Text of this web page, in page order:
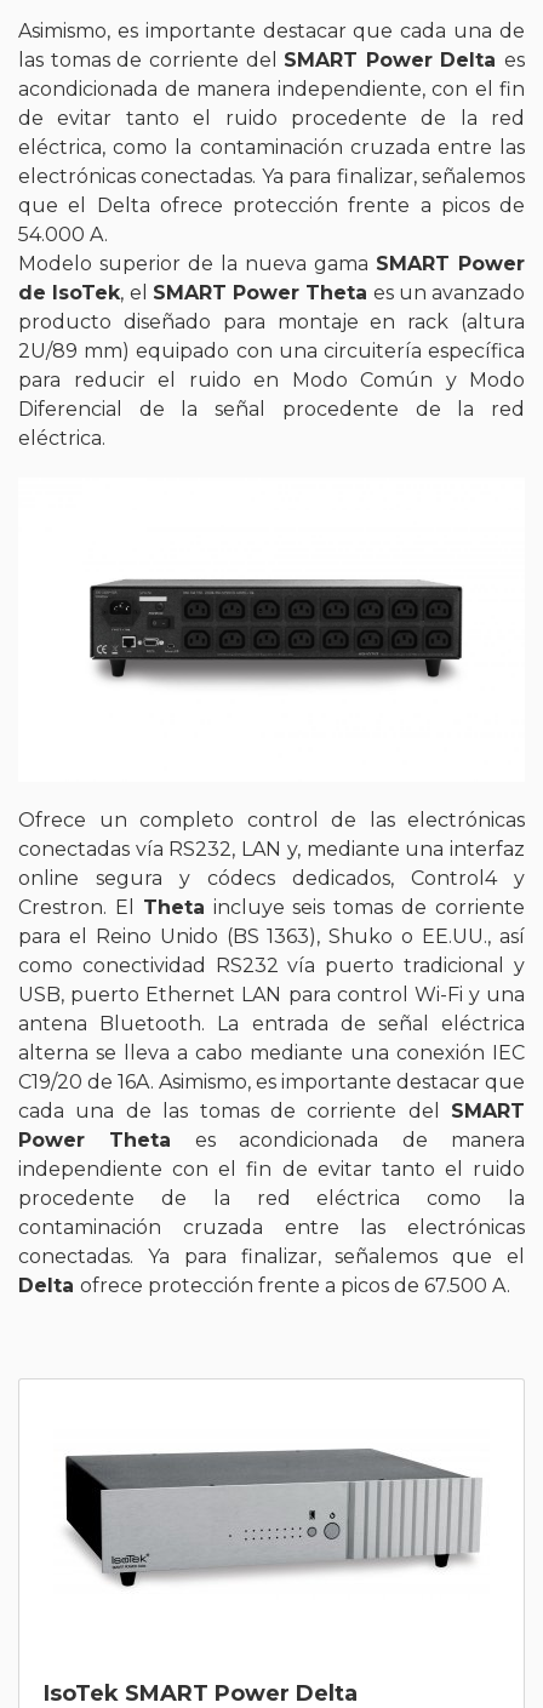
Asimismo, es importante destacar que cada una de
las tomas de corriente del SMART Power Delta es
acondicionada de manera independiente, con el fin
de evitar tanto el ruido procedente de la red
eléctrica, como la contaminación cruzada entre las
electrónicas conectadas. Ya para finalizar, señalemos
que el Delta ofrece protección frente a picos de
54.000 A.
Modelo superior de la nueva gama SMART Power
de IsoTek, el SMART Power Theta es un avanzado
producto diseñado para montaje en rack (altura
2U/89 mm) equipado con una circuitería específica
para reducir el ruido en Modo Común y Modo
Diferencial de la señal procedente de la red
eléctrica.
Ofrece un completo control de las electrónicas
conectadas vía RS232, LAN y, mediante una interfaz
online segura y códecs dedicados, Control4 y
Crestron. El Theta incluye seis tomas de corriente
para el Reino Unido (BS 1363), Shuko o EE.UU., así
como conectividad RS232 vía puerto tradicional y
USB, puerto Ethernet LAN para control Wi-Fi y una
antena Bluetooth. La entrada de señal eléctrica
alterna se lleva a cabo mediante una conexión IEC
C19/20 de 16A. Asimismo, es importante destacar que
cada una de las tomas de corriente del SMART
Power Theta es acondicionada de manera
independiente con el fin de evitar tanto el ruido
procedente de la red eléctrica como la
contaminación cruzada entre las electrónicas
conectadas. Ya para finalizar, señalemos que el
Delta ofrece protección frente a picos de 67.500 A.
IsoTek SMART Power Delta